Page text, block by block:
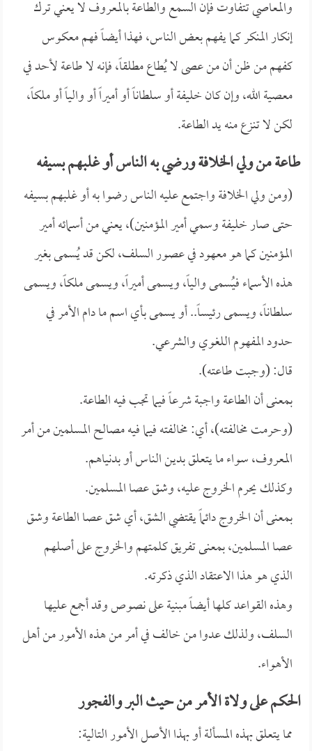
والمعاصي تتفاوت فإن السمع والطاعة بالمعروف لا يعني ترك
إنكار المنكر كما يفهم بعض الناس، فهذا أيضاً فهم معكوس
كفهم من ظن أن من عصى لا يُطاع مطلقاً، فإنه لا طاعة لأحد في
معصية الله، وإن كان خليفة أو سلطاناً أو أميراً أو والياً أو ملكاً،
لكن لا تنزع منه يد الطاعة.
طاعة من ولي الخلافة ورضي به الناس أو غلبهم بسيفه
(ومن ولي الخلافة واجتمع عليه الناس رضوا به أو غلبهم بسيفه
حتى صار خليفة وسمي أمير المؤمنين)، يعني من أسمائه أمير
المؤمنين كما هو معهود في عصور السلف، لكن قد يُسمى بغير
هذه الأسماء فيُسمى والياً، ويسمى أميراً، ويسمى ملكاً، ويسمى
سلطاناً، ويسمى رئيساً.. أو يسمى بأي اسم ما دام الأمر في
حدود المفهوم اللغوي والشرعي.
قال: (وجبت طاعته).
بمعنى أن الطاعة واجبة شرعاً فيما تجب فيه الطاعة.
(وحرمت مخالفته)، أي: مخالفته فيما فيه مصالح المسلمين من أمر
المعروف، سواء ما يتعلق بدين الناس أو بدنياهم.
وكذلك يحرم الخروج عليه، وشق عصا المسلمين.
بمعنى أن الخروج دائماً يقتضي الشق، أي شق عصا الطاعة وشق
عصا المسلمين، بمعنى تفريق كلمتهم والخروج على أصلهم
الذي هو هذا الاعتقاد الذي ذكرته.
وهذه القواعد كلها أيضاً مبنية على نصوص وقد أجمع عليها
السلف، ولذلك عدوا من خالف في أمر من هذه الأمور من أهل
الأهواء.
الحكم على ولاة الأمر من حيث البر والفجور
مما يتعلق بهذه المسألة أو بهذا الأصل الأمور التالية: